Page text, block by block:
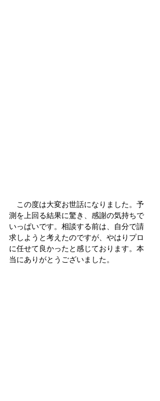
この度は大変お世話になりました。予
測を上回る結果に驚き、感謝の気持ちで
いっぱいです。相談する前は、自分で請
求しようと考えたのですが、やはりプロ
に任せて良かったと感じております。本
当にありがとうございました。